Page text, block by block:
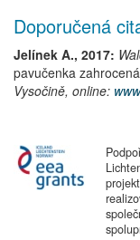
Doporučená
Jelínek A., 2017:
pavučenka zahrocená
Vysočině, online: